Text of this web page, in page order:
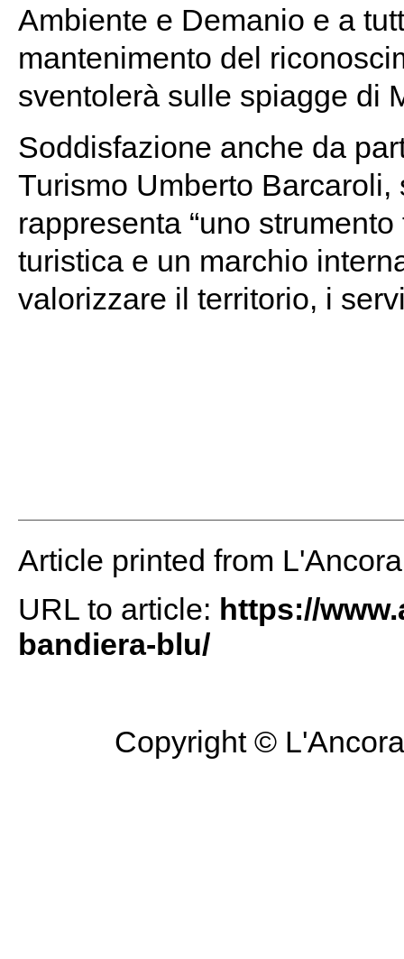
Ambiente e Demanio e a
mantenimento del
sventolerà sulle spiagge di
Soddisfazione anche da
Turismo Umberto
rappresenta “uno
turistica e un marchio
valorizzare il territorio, i
Article printed from
URL to article: https://
bandiera-blu/
Copyright ©